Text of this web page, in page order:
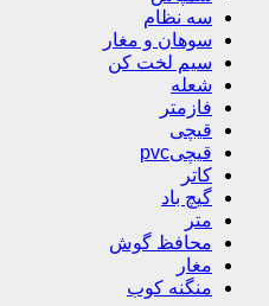
سه نظام
سوهان و مغار
سیم لخت کن
شعله
فازمتر
قیچی
قیچیpvc
کاتر
گیچ باد
متر
محافظ گوش
مغار
منگنه کوب